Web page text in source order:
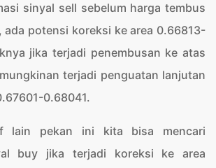
sinyal sell sebelum harga tembus
ada potensi koreksi ke area 0.66813-
jika terjadi penembusan ke atas
terjadi penguatan lanjutan
0.68041.
lain pekan ini kita bisa mencari
buy jika terjadi koreksi ke area